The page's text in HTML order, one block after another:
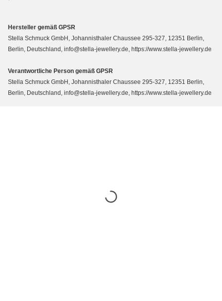
Hersteller gemäß GPSR
Stella Schmuck GmbH, Johannisthaler Chaussee 295-327, 12351 Berlin,
Berlin, Deutschland, info@stella-jewellery.de, https://www.stella-jewellery.de
Verantwortliche Person gemäß GPSR
Stella Schmuck GmbH, Johannisthaler Chaussee 295-327, 12351 Berlin,
Berlin, Deutschland, info@stella-jewellery.de, https://www.stella-jewellery.de